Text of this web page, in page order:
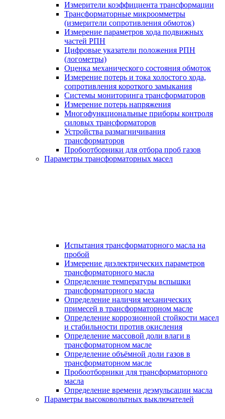
Измерители коэффициента трансформации
Трансформаторные микроомметры
(измерители сопротивления обмоток)
Измерение параметров хода подвижных
частей РПН
Цифровые указатели положения РПН
(логометры)
Оценка механического состояния обмоток
Измерение потерь и тока холостого хода,
сопротивления короткого замыкания
Системы мониторинга трансформаторов
Измерение потерь напряжения
Многофункциональные приборы контроля
силовых трансформаторов
Устройства размагничивания
трансформаторов
Пробоотборники для отбора проб газов
Параметры трансформаторных масел
Испытания трансформаторного масла на
пробой
Измерение диэлектрических параметров
трансформаторного масла
Определение температуры вспышки
трансформаторного масла
Определение наличия механических
примесей в трансформаторном масле
Определение коррозионной стойкости масел
и стабильности против окисления
Определение массовой доли влаги в
трансформаторном масле
Определение объёмной доли газов в
трансформаторном масле
Пробоотборники для трансформаторного
масла
Определение времени деэмульсации масла
Параметры высоковольтных выключателей